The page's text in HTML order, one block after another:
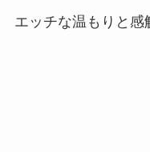
エッチな温もりと感